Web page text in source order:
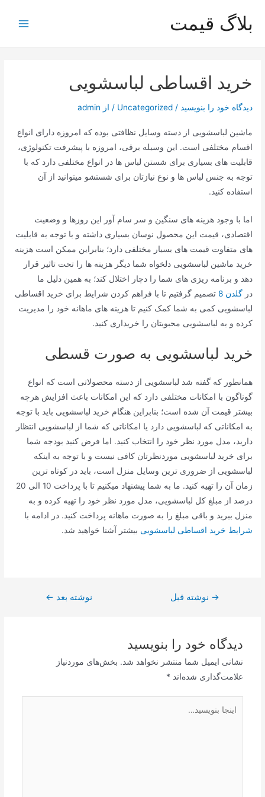
محتوا
بلاگ قیمت
خرید اقساطی لباسشویی
دیدگاه‌ خود را بنویسید /
Uncategorized / از admin
ماشین لباسشویی از دسته وسایل نظافتی بوده که امروزه دارای انواع
اقسام مختلفی است. این وسیله برقی، امروزه با پیشرفت تکنولوژی،
قابلیت های بسیاری برای شستن لباس ها در انواع مختلفی دارد که با
توجه به جنس لباس ها و نوع نیازتان برای شستشو میتوانید از آن
استفاده کنید.
اما با وجود هزینه های سنگین و سر سام آور این روزها و وضعیت
اقتصادی، قیمت این محصول نوسان بسیاری داشته و با توجه به قابلیت
های متفاوت قیمت های بسیار مختلفی دارد؛ بنابراین ممکن است هزینه
خرید ماشین لباسشویی دلخواه شما دیگر هزینه ها را تحت تاثیر قرار
دهد و برنامه ریزی های شما را دچار اختلال کند؛ به همین دلیل ما
درگلدن 8
تصمیم گرفتیم تا با فراهم کردن شرایط برای خرید اقساطی
لباسشویی کمی به شما کمک کنیم تا هزینه های ماهانه خود را مدیریت
کرده و به لباسشویی محبوبتان را خریداری کنید.
خرید لباسشویی به صورت قسطی
همانطور که گفته شد لباسشویی از دسته محصولاتی است که انواع
گوناگون با امکانات مختلفی دارد که این امکانات باعث افزایش هرچه
بیشتر قیمت آن شده است؛ بنابراین هنگام خرید لباسشویی باید با توجه
به امکاناتی که لباسشویی دارد یا امکاناتی که شما از لباسشویی انتظار
دارید، مدل مورد نظر خود را انتخاب کنید. اما فرض کنید بودجه شما
برای خرید لباسشویی موردنظرتان کافی نیست و با توجه به اینکه
لباسشویی از ضروری ترین وسایل منزل است، باید در کوتاه ترین
زمان آن را تهیه کنید. ما به شما پیشنهاد میکنیم تا با پرداخت 10 الی 20
درصد از مبلغ کل لباسشویی، مدل مورد نظر خود را تهیه کرده و به
منزل ببرید و باقی مبلغ را به صورت ماهانه پرداخت کنید. در ادامه با
شرایط خرید اقساطی لباسشویی بیشتر آشنا خواهید شد.
راهبری
→ نوشته قبل نوشته بعد ←
دیدگاه‌ خود را بنویسید
نشانی ایمیل شما منتشر نخواهد شد. بخش‌های موردنیاز
علامت‌گذاری شده‌اند *
بنویسید…